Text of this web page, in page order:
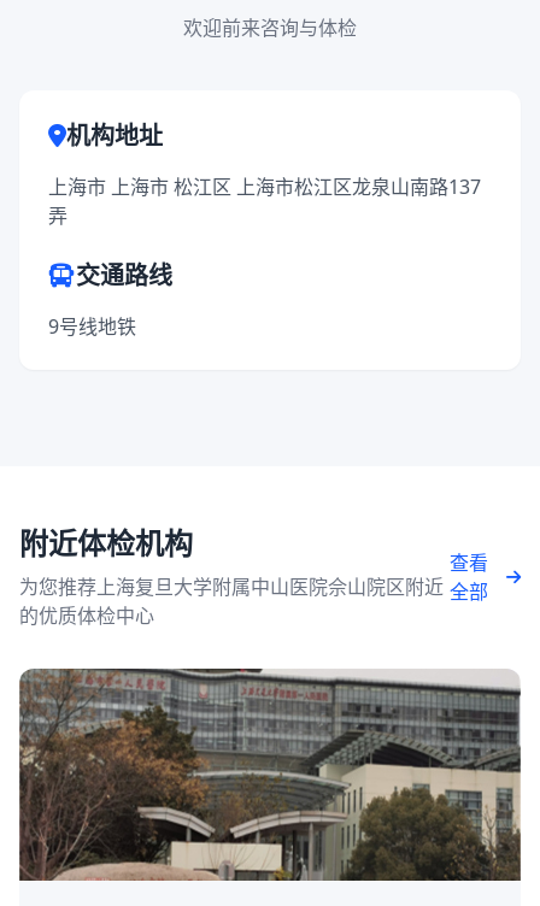
欢迎前来咨询与体检
机构地址
上海市 上海市 松江区 上海市松江区龙泉山南路137
弄
交通路线
9号线地铁
附近体检机构
为您推荐上海复旦大学附属中山医院佘山院区附近
的优质体检中心
查看
全部